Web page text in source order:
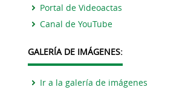
Portal de Videoactas
Canal de YouTube
GALERÍA DE IMÁGENES:
Ir a la galería de imágenes